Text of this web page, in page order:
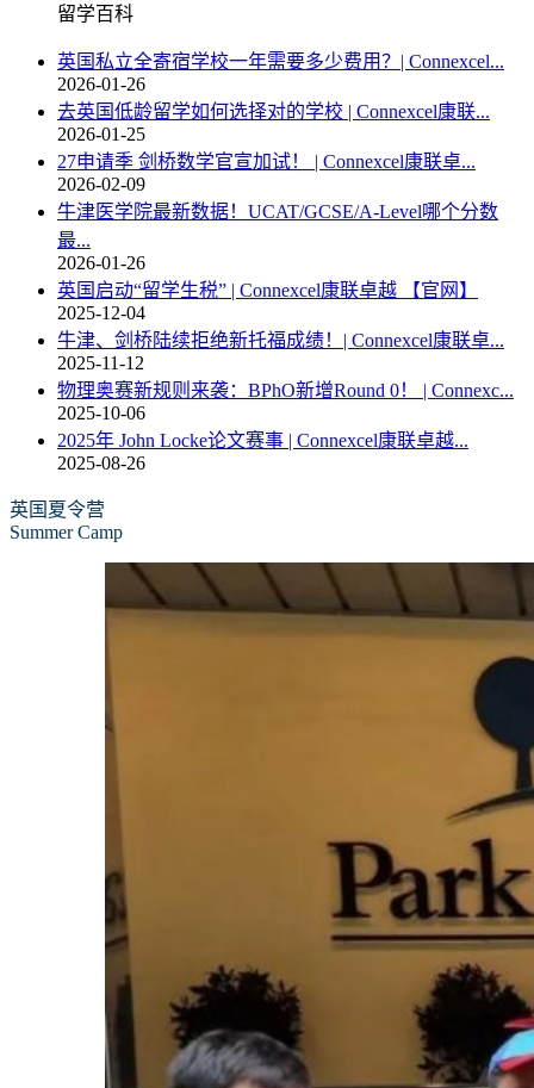
留学百科
英国私立全寄宿学校一年需要多少费用？| Connexcel...
2026-01-26
去英国低龄留学如何选择对的学校 | Connexcel康联...
2026-01-25
27申请季 剑桥数学官宣加试！ | Connexcel康联卓...
2026-02-09
牛津医学院最新数据！UCAT/GCSE/A-Level哪个分数
最...
2026-01-26
英国启动“留学生税” | Connexcel康联卓越 【官网】
2025-12-04
牛津、剑桥陆续拒绝新托福成绩！| Connexcel康联卓...
2025-11-12
物理奥赛新规则来袭：BPhO新增Round 0！ | Connexc...
2025-10-06
2025年 John Locke论文赛事 | Connexcel康联卓越...
2025-08-26
英国夏令营
Summer Camp